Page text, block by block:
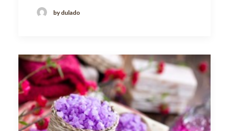
by dulado